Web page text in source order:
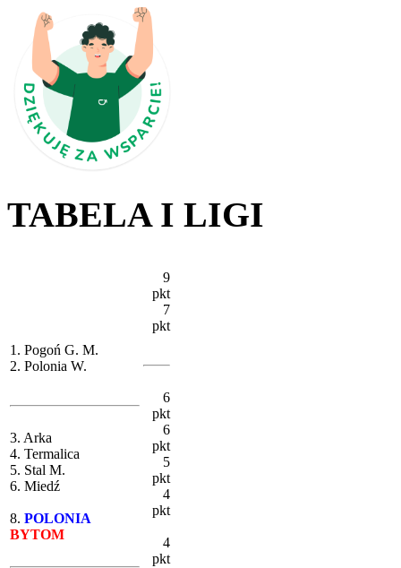
TABELA I LIGI
1. Pogoń G. M.
2. Polonia W.
3. Arka
4. Termalica
5. Stal M.
6. Miedź
8. POLONIA
BYTOM
9
pkt
7
pkt
6
pkt
6
pkt
5
pkt
4
pkt
4
pkt